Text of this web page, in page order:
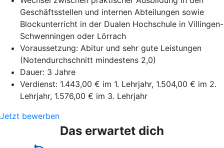
Geschäftsstellen und internen Abteilungen sowie
Blockunterricht in der Dualen Hochschule in Villingen-
Schwenningen oder Lörrach
Voraussetzung: Abitur und sehr gute Leistungen
(Notendurchschnitt mindestens 2,0)
Dauer: 3 Jahre
Verdienst: 1.443,00 € im 1. Lehrjahr, 1.504,00 € im 2.
Lehrjahr, 1.576,00 € im 3. Lehrjahr
Jetzt bewerben
Das erwartet dich